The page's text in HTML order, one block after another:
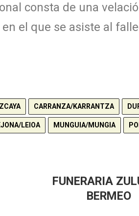
consta de una
el que se asiste al
CARRANZA/KARRANTZA
LEIOA MUNGUIA/MUNGIA
FUNERARIA
BERMEO